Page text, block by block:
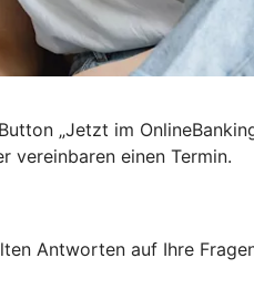
„Jetzt im
vereinbaren einen Termin.
Antworten auf Ihre